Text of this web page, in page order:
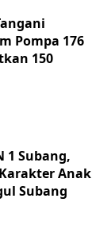
Pompa 176
150
1 Subang,
Anak
Subang